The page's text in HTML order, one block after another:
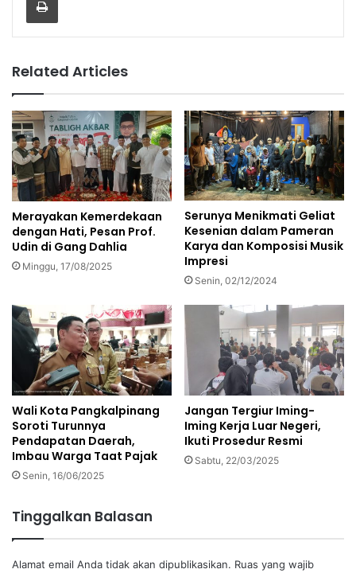
Related Articles
Merayakan Kemerdekaan
dengan Hati, Pesan Prof.
Udin di Gang Dahlia
Minggu, 17/08/2025
Serunya Menikmati Geliat
Kesenian dalam Pameran
Karya dan Komposisi Musik
Impresi
Senin, 02/12/2024
Wali Kota Pangkalpinang
Soroti Turunnya
Pendapatan Daerah,
Imbau Warga Taat Pajak
Senin, 16/06/2025
Jangan Tergiur Iming-
Iming Kerja Luar Negeri,
Ikuti Prosedur Resmi
Sabtu, 22/03/2025
Tinggalkan Balasan
Alamat email Anda tidak akan dipublikasikan. Ruas yang wajib